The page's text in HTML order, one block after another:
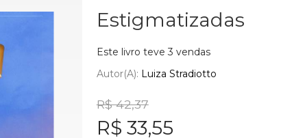
Estigmatizadas
Este livro teve 3 vendas
Autor(a): Luiza Stradiotto
R$ 42,37
R$ 33,55